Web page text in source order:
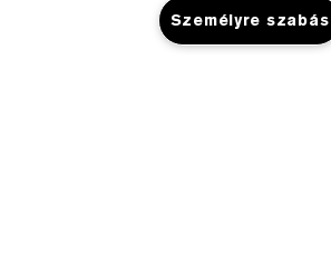
Az Estée LauderrőlSzemélyre szabás